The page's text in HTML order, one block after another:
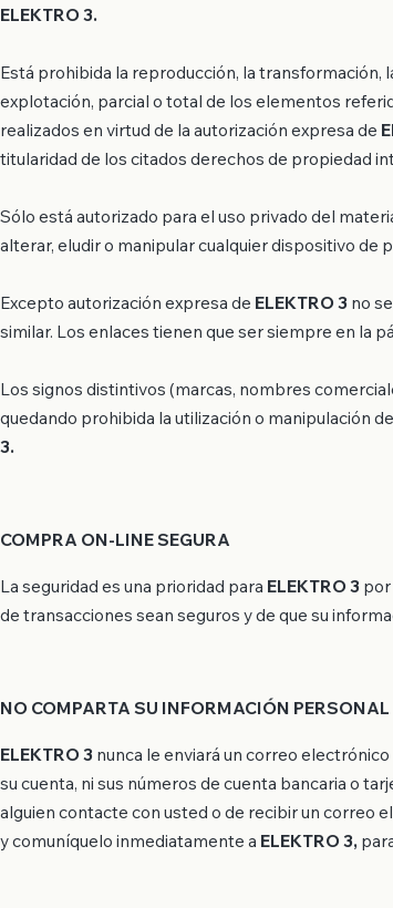
ELEKTRO 3.
Está prohibida la reproducción, la transformación,
explotación, parcial o total de los elementos
realizados en virtud de la autorización expresa de
titularidad de los citados derechos de propiedad
Sólo está autorizado para el uso privado del
alterar, eludir o manipular cualquier dispositivo de
Excepto autorización expresa de ELEKTRO 3 no
similar. Los enlaces tienen que ser siempre en la
Los signos distintivos (marcas, nombres
quedando prohibida la utilización o manipulación
3.
COMPRA ON-LINE SEGURA
La seguridad es una prioridad para ELEKTRO 3
de transacciones sean seguros y de que su
NO COMPARTA SU INFORMACIÓN PERSONAL
ELEKTRO 3 nunca le enviará un correo
su cuenta, ni sus números de cuenta bancaria o
alguien contacte con usted o de recibir un correo
y comuníquelo inmediatamente a ELEKTRO 3,